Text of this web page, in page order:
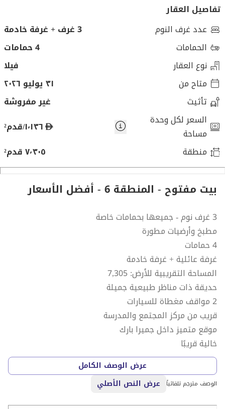
تفاصيل العقار
عدد غرف النوم
3 غرف + غرفة خادمة
الحمامات
4 حمامات
نوع العقار
فيلا
متاح من
٣١ يوليو ٢٠٢٦
تأثيث
غير مفروشة
السعر لكل وحدة
مساحة
د
ه
م
١٬١٣٦/قدم²
منطقة
٧٬٣٠٥ قدم²
بيت مفتوح - المنطقة 6 - أفضل الأسعار
3 غرف نوم - جميعها بحمامات خاصة
مطبخ وأرضيات مطورة
4 حمامات
غرفة عائلية + غرفة خادمة
المساحة التقريبية للأرض: 7,305
حديقة ذات مناظر طبيعية جميلة
2 مواقف مغطاة للسيارات
قريب من مركز المجتمع والمدرسة
موقع متميز داخل جميرا بارك
خالية قريبًا
بعض الصور هي لأغراض التوضيح فقط
عرض الوصف الكامل
الوصف مترجم تلقائياً عرض النص الأصلي